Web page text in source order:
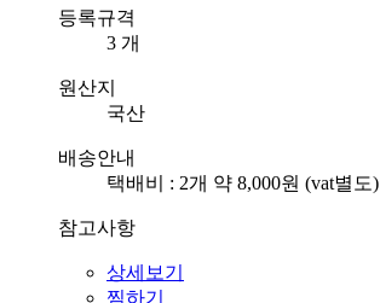
등록규격
3 개
원산지
국산
배송안내
택배비 : 2개 약 8,000원 (vat별도)
참고사항
상세보기
찜하기